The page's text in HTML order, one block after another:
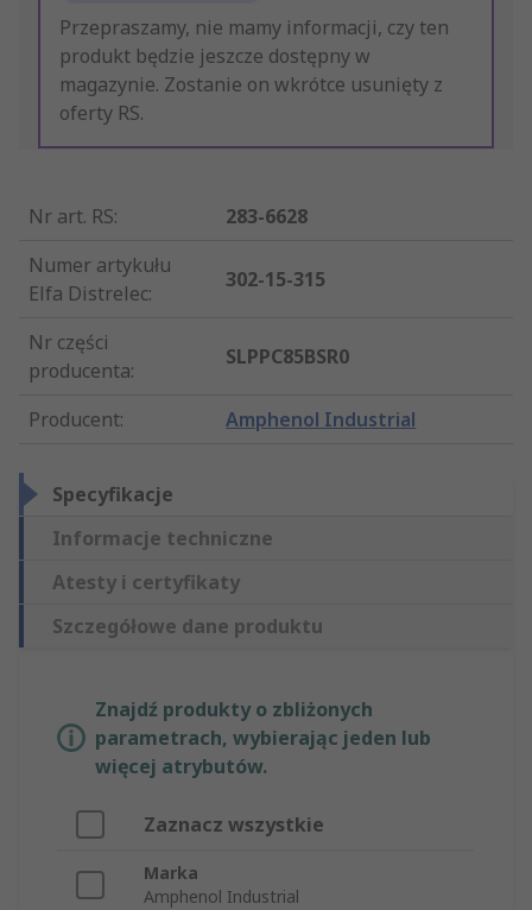
Przepraszamy, nie mamy informacji, czy ten
produkt będzie jeszcze dostępny w
magazynie. Zostanie on wkrótce usunięty z
oferty RS.
Nr art. RS:
283-6628
Numer artykułu
Elfa Distrelec:
302-15-315
Nr części
producenta:
SLPPC85BSR0
Producent: Amphenol Industrial
Specyfikacje
Informacje techniczne
Atesty i certyfikaty
Szczegółowe dane produktu
Znajdź produkty o zbliżonych
parametrach, wybierając jeden lub
więcej atrybutów.
Zaznacz wszystkie
Marka
Amphenol Industrial